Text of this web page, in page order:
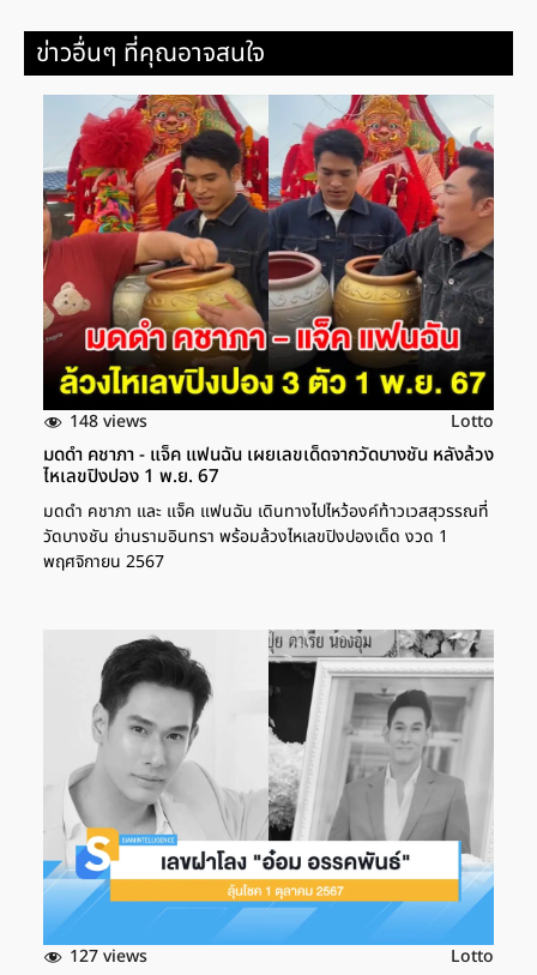
ข่าวอื่นๆ ที่คุณอาจสนใจ
148 views Lotto
มดดำ คชาภา - แจ็ค แฟนฉัน เผยเลขเด็ดจากวัดบางชัน หลังล้วง
ไหเลขปิงปอง 1 พ.ย. 67
มดดำ คชาภา และ แจ็ค แฟนฉัน เดินทางไปไหว้องค์ท้าวเวสสุวรรณที่
วัดบางชัน ย่านรามอินทรา พร้อมล้วงไหเลขปิงปองเด็ด งวด 1
พฤศจิกายน 2567
127 views Lotto